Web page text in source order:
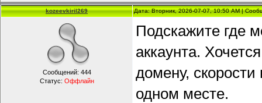
kozeevkiril269 Дата: Вторник, 2026-07-07, 10:50 AM |
Сообщений: 444
Статус: Оффлайн
Подскажите где
аккаунта.
домену,
одном месте.